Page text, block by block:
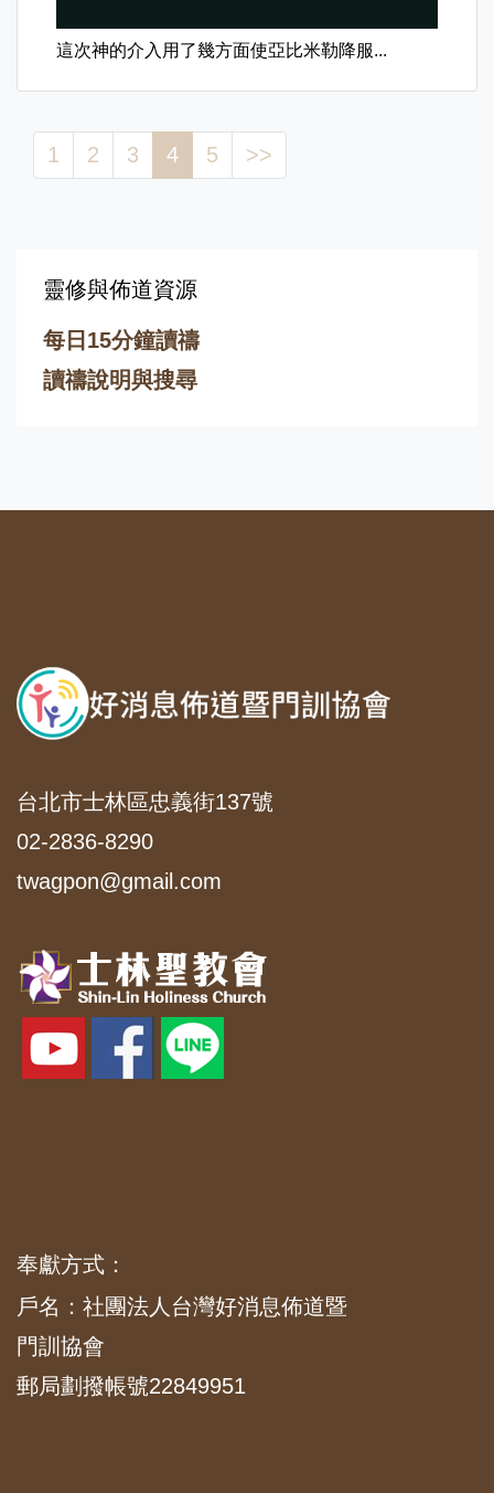
這次神的介入用了幾方面使亞比米勒降服...
1 2 3 4 5 >>
靈修與佈道資源
每日15分鐘讀禱
讀禱說明與搜尋
台北市士林區忠義街137號
02-2836-8290
twagpon@gmail.com
奉獻方式：
戶名：社團法人台灣好消息佈道暨
門訓協會
郵局劃撥帳號22849951